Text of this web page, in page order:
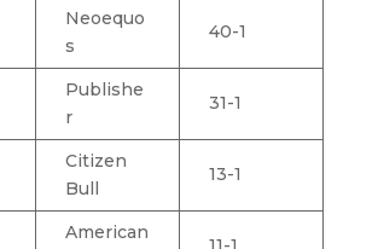
Neoequo
s
40-1
Publishe
r
31-1
Citizen
Bull
13-1
American